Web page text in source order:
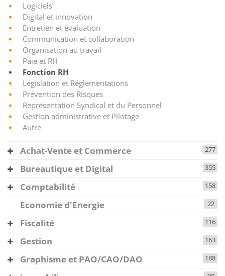
Logiciels
Digital et innovation
Entretien et évaluation
Communication et collaboration
Organisation au travail
Paie et RH
Fonction RH
Législation et Réglementations
Prévention des Risques
Représentation Syndical et du Personnel
Gestion administrative et Pilotage
Autre
Achat-Vente et Commerce 277
Bureautique et Digital 355
Comptabilité 158
Economie d'Energie 22
Fiscalité 116
Gestion 163
Graphisme et PAO/CAO/DAO 188